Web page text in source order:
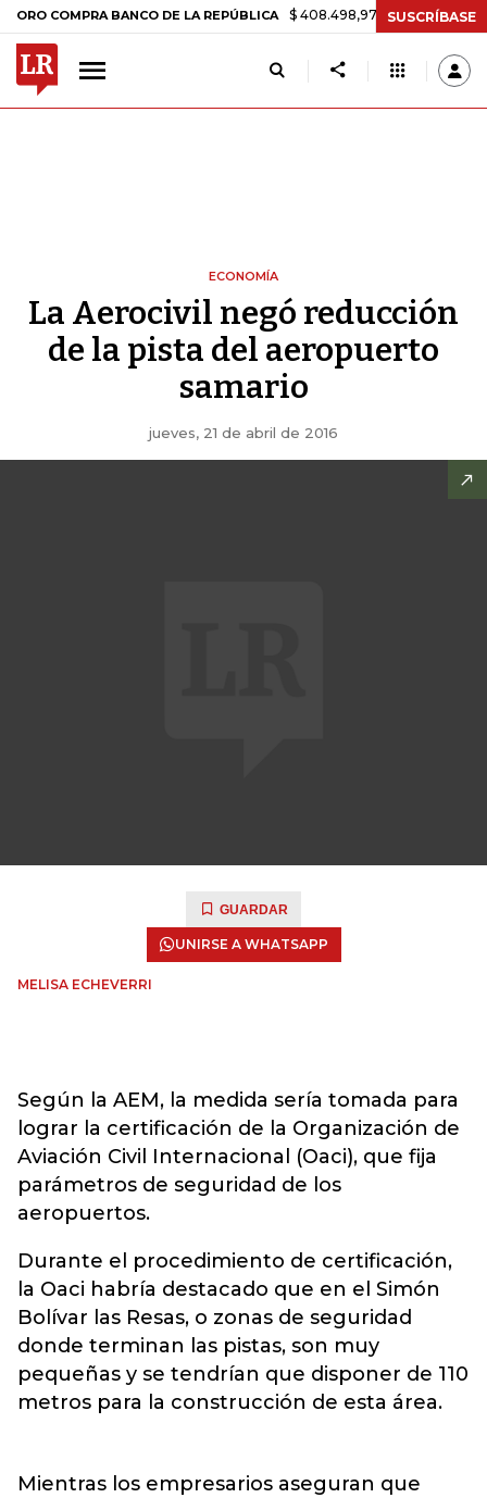
BANCO DE LA REPÚBLICA $ 408.498,97 +$ 8.753,81 +2,19%
SUSCRÍBASE
ECONOMÍA
La Aerocivil negó reducción
de la pista del aeropuerto
samario
jueves, 21 de abril de 2016
GUARDAR
UNIRSE A WHATSAPP
MELISA ECHEVERRI
Según la AEM, la medida sería tomada para
lograr la certificación de la Organización de
Aviación Civil Internacional (Oaci), que fija
parámetros de seguridad de los
aeropuertos.
Durante el procedimiento de certificación,
la Oaci habría destacado que en el Simón
Bolívar las Resas, o zonas de seguridad
donde terminan las pistas, son muy
pequeñas y se tendrían que disponer de 110
metros para la construcción de esta área.
Mientras los empresarios aseguran que